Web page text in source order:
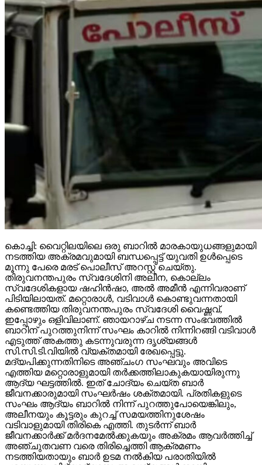
കൊച്ചി: വൈറ്റിലയിലെ ഒരു ബാറില്‍ മാരകായുധങ്ങളുമായി
നടത്തിയ അക്രമവുമായി ബന്ധപ്പെട്ട് യുവതി ഉള്‍പ്പെടെ
മൂന്നു പേരെ മരട് പൊലീസ് അറസ്റ്റ് ചെയ്തു.
സ്വദേശികളായ ഷഹിന്‍ഷാ, അല്‍ അമീന്‍ എന്നിവരാണ്
പിടിയിലായത്. മറ്റൊരാള്‍, വടിവാള്‍ കൊണ്ടുവന്നതായി
കണ്ടെത്തിയ തിരുവനന്തപുരം സ്വദേശി വൈഷ്ണവ്,
ഇപ്പോഴും ഒളിവിലാണ്. ഞായറാഴ്ച നടന്ന സംഭവത്തില്‍
ബാറിന് പുറത്തുനിന്ന് സംഘം കാറില്‍ നിന്നിറങ്ങി വടിവാള്‍
എടുത്ത് അകത്തു കടന്നുവരുന്ന ദൃശ്യങ്ങള്‍
സി.സി.ടി.വിയില്‍ വ്യക്തമായി രേഖപ്പെട്ടു.
മദ്യപിക്കുന്നതിനിടെ അഞ്ചംഗ സംഘവും അവിടെ
എത്തിയ മറ്റൊരാളുമായി തര്‍ക്കത്തിലാകുകയായിരുന്നു
ആദ്യ ഘട്ടത്തില്‍. ഇത് ചോദ്യം ചെയ്ത ബാര്‍
ജീവനക്കാരുമായി സംഘര്‍ഷം ശക്തമായി. പ്രതികളുടെ
സംഘം ആദ്യം ബാറില്‍ നിന്ന് പുറത്തുപോയെങ്കിലും,
അലീനയും കൂട്ടരും കുറച്ച് സമയത്തിനുശേഷം
വടിവാളുമായി തിരികെ എത്തി. തുടര്‍ന്ന് ബാര്‍
ജീവനക്കാര്‍ക്ക് മര്‍ദനമേല്‍ക്കുകയും അക്രമം ആവര്‍ത്തിച്ച്
അഞ്ചുതവണ വരെ തിരിച്ചെത്തി ആക്രമണം
നടത്തിയതായും ബാര്‍ ഉടമ നല്‍കിയ പരാതിയില്‍
പറയുന്നു. വിദ്യാഭ്യാസ ആവശ്യങ്ങള്‍ക്കായി
എറണാകുളത്ത് എത്തിയവരാണ് പ്രതികളെന്ന് പൊലീസ്
കണ്ടെത്തിയിട്ടുണ്ട്. സംഭവത്തില്‍ അലീനയുടെ കൈക്ക്
പരുക്കേല്‍ക്കുകയും ചെയ്തു.